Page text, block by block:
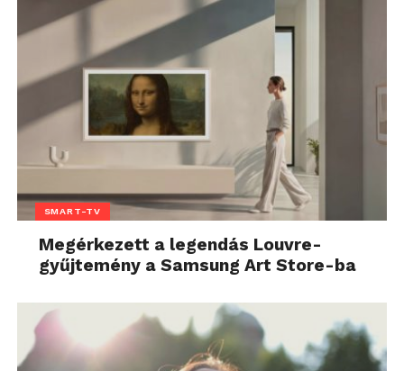
SMART-TV
Megérkezett a legendás Louvre-
gyűjtemény a Samsung Art Store-ba